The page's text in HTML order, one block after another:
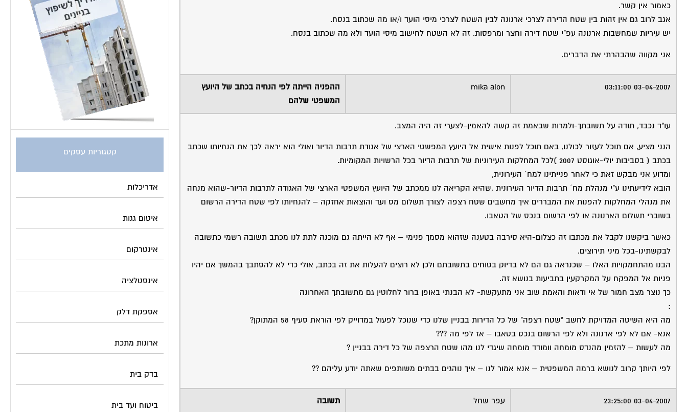
כאמור אין קשר.
אגב לרוב גם אין זהות בין שטח הדירה לצרכי ארנונה לבין השטח לצרכי מיסי הועד ו/או מה שכתוב בנסח.
יש עיריות שמחשבות ארנונה עפ"י שטח דירה וחצר ומרפסות. זה לא השטח לחישוב מיסי הועד ולא מה שכתוב בנסח.
אני מקווה שהבהרתי את הדברים.
03-04-2007 03:11:00
mika alon
ההפניה הייתה לפי הנחיה בכתב של היועץ
המשפטי שלהם
עו"ד נכבד, תודה על תשובתך-ולמרות שבאמת זה קשה להאמין-לצערי זה היה המצב.
הנני מציע, אם תוכל לעזור לכולנו, באם תוכל לפנות אישית אל היועץ המפשטי הארצי של אגודת תרבות הדיור ואולי הוא יראה לכך את הנחיותו שכתב
בכתב ( בסביבות יולי-אוגוסט 2007 )לכל המחלקות העירוניות של תרבות הדיור בכל הרשויות המקומיות.
ומדוע אני מבקש זאת כי לאחר פנייתינו למח´ העירונית,
הובא לידיעתינו ע"י מנהלת מח´ תרבות הדיור העירונית ,שהיא הקריאה לנו ממכתב של היועץ המשפטי הארצי של האגודה לתרבות הדיור-שהוא מנחה
את מנהלי המחלקות להפנות את המבררים איך מחשבים שטח רצפה לצורך תשלום מס ועד והוצאות אחזקה – להנחיותו לפי שטח הדירה הרשום
בשוברי תשלום הארנונה או לפי הרשום בנכס של הטאבו.
כאשר ביקשנו לקבל את מכתבו זה כצלום-היא סירבה בטענה שזהוא מסמך פנימי – אף לא הייתה גם מוכנה לתת לנו מכתב תשובה רשמי כתשובה
לבקשתינו-בכל מיני תירוצים.
הבנו מהתחמקויות האלו – שכנראה גם הם לא בדיוק בטוחים בתשובתם ולכן לא רוצים להעלות את זה בכתב, אולי כדי לא להסתבך בהמשך אם יהיו
פניות אל המפקח על המקרקעין בתביעות בנושא זה.
כך נוצר מצב חמור של אי ודאות והאמת שוב אני מתעקשת- לא הבנתי באופן ברור לחלוטין גם מתשובתך האחרונה
:
מה היא השיטה המדויקת לחשב "שטח רצפה" של כל הדירות בבניין שלנו כדי שנוכל לפעול במדוייק לפי הוראת סעיף 58 המתוקן?
אנא- אם לא לפי ארנונה ולא לפי הרשום בנכס בטאבו – אז לפי מה ???
מה לעשות – להזמין מהנדס מומחה וומודד מומחה שיגדי לנו מהו שטח הרצפה של כל דירה בבניין ?
לפי היותך קרוב לנושא ברמה המשפטית – אנא אמור לנו – איך נוהגים בבתים משותפים שאתה יודע עליהם ??
03-04-2007 23:25:00 עפר שחל תשובה
קטגוריות עסקים
אדריכלות
איטום גגות
אינטרקום
אינסטלציה
אספקת דלק
ארונות מתכת
בדק בית
ביטוח ועד בית